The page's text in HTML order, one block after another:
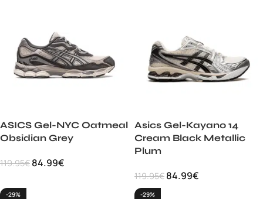
ASICS Gel-NYC Oatmeal
Obsidian Grey
119.95€ 84.99€
Asics Gel-Kayano 14
Cream Black Metallic
Plum
119.95€ 84.99€
-29% -29%